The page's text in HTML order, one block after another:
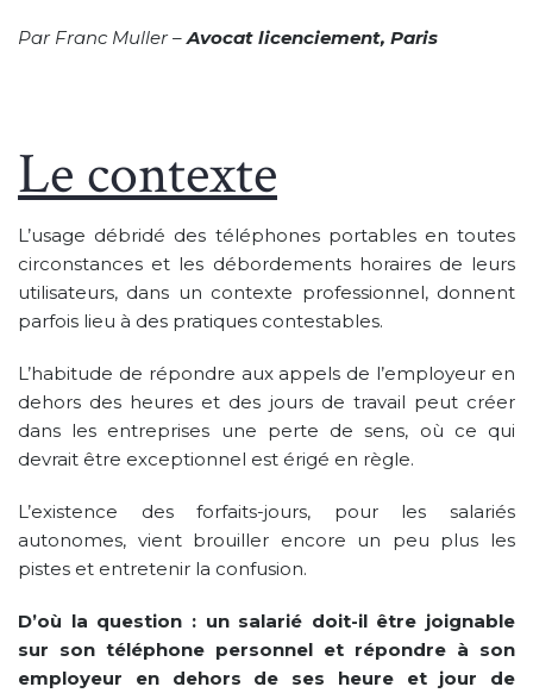
Par Franc Muller – Avocat licenciement, Paris
Le contexte
L’usage débridé des téléphones portables en toutes
circonstances et les débordements horaires de leurs
utilisateurs, dans un contexte professionnel, donnent
parfois lieu à des pratiques contestables.
L’habitude de répondre aux appels de l’employeur en
dehors des heures et des jours de travail peut créer
dans les entreprises une perte de sens, où ce qui
devrait être exceptionnel est érigé en règle.
L’existence des forfaits-jours, pour les salariés
autonomes, vient brouiller encore un peu plus les
pistes et entretenir la confusion.
D’où la question : un salarié doit-il être joignable
sur son téléphone personnel et répondre à son
employeur en dehors de ses heure et jour de